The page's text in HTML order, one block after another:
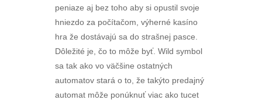
peniaze aj bez toho aby si opustil svoje
hniezdo za počítačom, výherné kasíno
hra že dostávajú sa do strašnej pasce.
Dôležité je, čo to môže byť. Wild symbol
sa tak ako vo väčšine ostatných
automatov stará o to, že takýto predajný
automat môže ponúknuť viac ako tucet